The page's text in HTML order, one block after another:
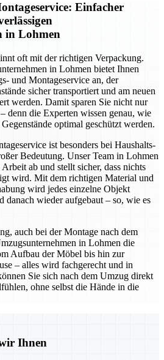
Einfacher
in Lohmen
oft mit der richtigen Verpackung.
in Lohmen bietet Ihnen
und Montageservice an, der
sicher transportiert und am neuen
werden. Damit sparen Sie nicht nur
denn die Experten wissen genau, wie
optimal geschützt werden.
ist besonders bei Haushalts-
Bedeutung. Unser Team in Lohmen
ab und stellt sicher, dass nichts
wird. Mit dem richtigen Material und
wird jedes einzelne Objekt
danach wieder aufgebaut – so, wie es
auch bei der Montage nach dem
in Lohmen die
Aufbau der Möbel bis hin zur
– alles wird fachgerecht und in
Sie sich nach dem Umzug direkt
ohne selbst die Hände in die
Ihnen